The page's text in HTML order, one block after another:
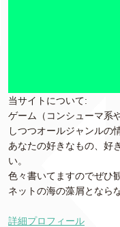
当サイトについて:
ゲーム（コンシューマ系
しつつオールジャンルの
あなたの好きなもの、好
い。
色々書いてますのでぜひ
ネットの海の藻屑となら
詳細プロフィール